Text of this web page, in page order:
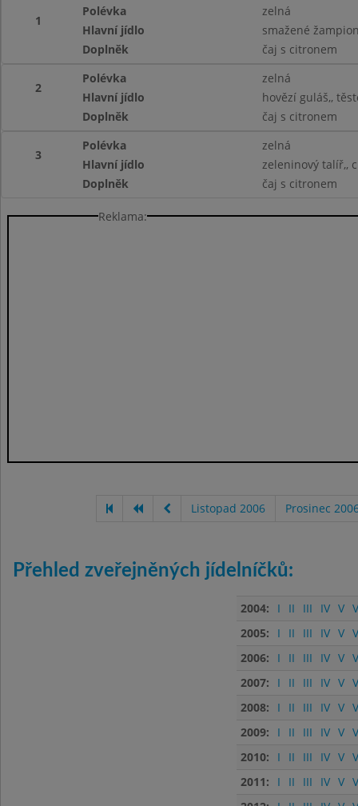
1
Polévka
zelná
Hlavní jídlo
smažené
Doplněk
čaj s citronem
2
Polévka
zelná
Hlavní jídlo
hovězí guláš,,
Doplněk
čaj s citronem
3
Polévka
zelná
Hlavní jídlo
zeleninový talíř,,
Doplněk
čaj s citronem
Reklama:
Listopad 2006 Prosinec
Přehled zveřejněných jídelníčků:
2004: I II III IV V
2005:
I II III IV V
2006:
I II III IV V
2007:
I II III IV V
2008:
I II III IV V
2009:
I II III IV V
2010:
I II III IV V
2011:
I II III IV V